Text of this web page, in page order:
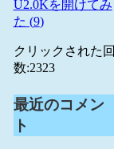
U2.0Kを開けてみ
た (9)
クリックされた回
数:2323
最近のコメン
ト